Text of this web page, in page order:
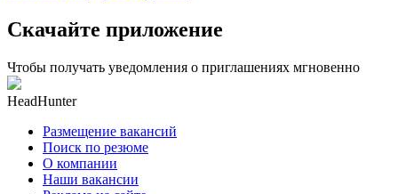
Скачайте приложение
Чтобы получать уведомления о приглашениях мгновенно
HeadHunter
Размещение вакансий
Поиск по резюме
О компании
Наши вакансии